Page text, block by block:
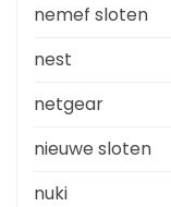
nemef sloten
nest
netgear
nieuwe sloten
nuki